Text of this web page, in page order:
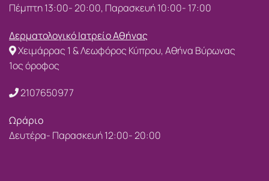
Πέμπτη 13:00- 20:00, Παρασκευή 10:00- 17:00
Δερματολογικό Ιατρείο Αθήνας
Χειμάρρας 1 & Λεωφόρος Κύπρου, Αθήνα Βύρωνας
1ος όροφος
2107650977
Ωράριο
Δευτέρα- Παρασκευή 12:00- 20:00